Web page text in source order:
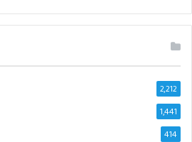
2,212
1,441
414